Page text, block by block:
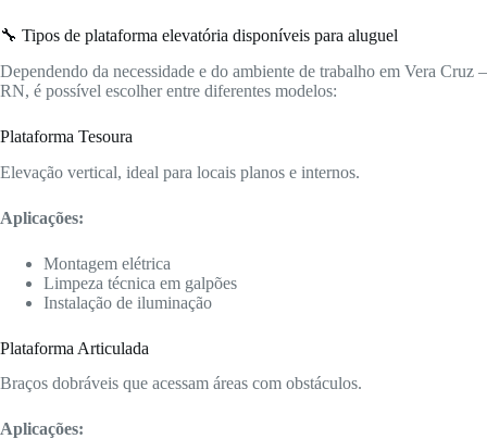
🔧 Tipos de plataforma elevatória disponíveis para aluguel
Dependendo da necessidade e do ambiente de trabalho em Vera Cruz –
RN, é possível escolher entre diferentes modelos:
Plataforma Tesoura
Elevação vertical, ideal para locais planos e internos.
Aplicações:
Montagem elétrica
Limpeza técnica em galpões
Instalação de iluminação
Plataforma Articulada
Braços dobráveis que acessam áreas com obstáculos.
Aplicações: